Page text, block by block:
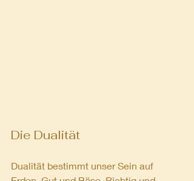
Die Dualität
Dualität bestimmt unser Sein auf